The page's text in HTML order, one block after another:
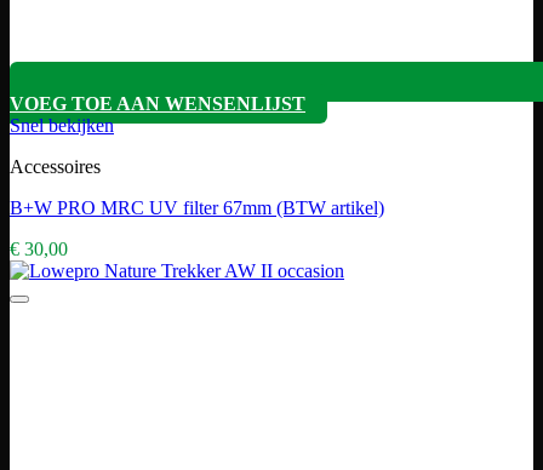
VOEG TOE AAN WENSENLIJST
Snel bekijken
Accessoires
B+W PRO MRC UV filter 67mm (BTW artikel)
€ 30,00